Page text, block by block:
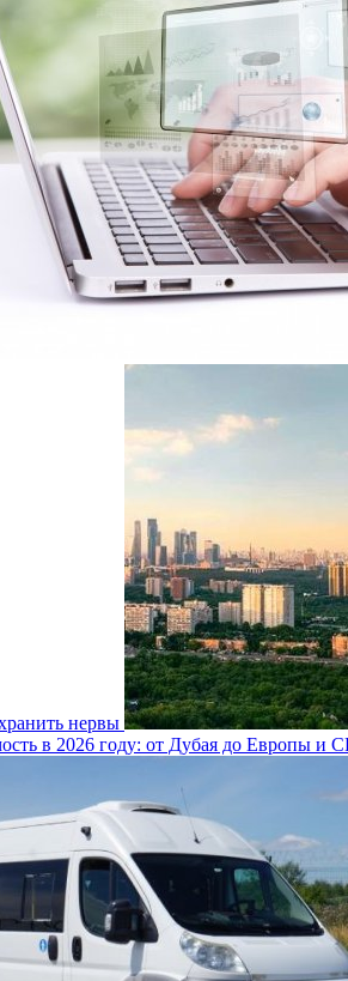
нервы
в 2026 году: от Дубая до Европы и